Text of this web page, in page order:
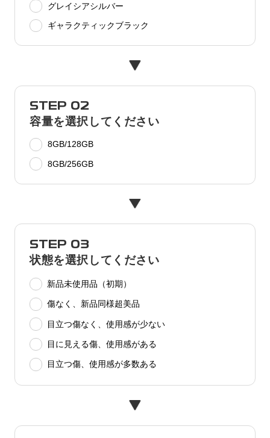
グレイシアシルバー
ギャラクティックブラック
STEP 02
容量を選択してください
8GB/128GB
8GB/256GB
STEP 03
状態を選択してください
新品未使用品（初期）
傷なく、新品同様超美品
目立つ傷なく、使用感が少ない
目に見える傷、使用感がある
目立つ傷、使用感が多数ある